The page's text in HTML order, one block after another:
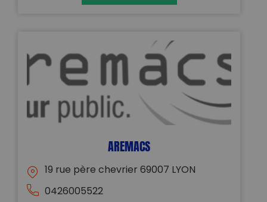
AREMACS
19 rue père chevrier 69007 LYON
0426005522